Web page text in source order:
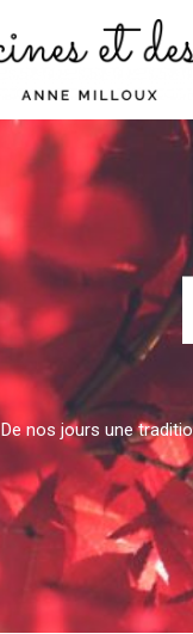
De nos jours une